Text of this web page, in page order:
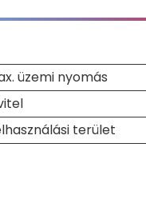
üzemi nyomás
terület